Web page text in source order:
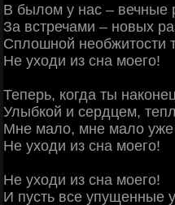
В былом у нас – вечные
За встречами – новых
Сплошной необжитости
Не уходи из сна моего!
Теперь, когда ты
Улыбкой и сердцем,
Мне мало, мне мало уже
Не уходи из сна моего!
Не уходи из сна моего!
И пусть все упущенные